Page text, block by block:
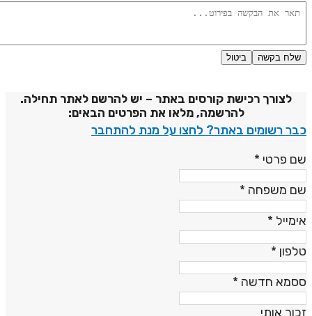
שלח בקשה ביטול
לצורך רכישת קורסים באתר – יש להרשם לאתר תחילה.
להרשמה, מלאו את הפרטים הבאים:
רשומים באתר? לחצו על מנת להתחבר
פרטי*
משפחה*
*
*
חדשה*
אותי